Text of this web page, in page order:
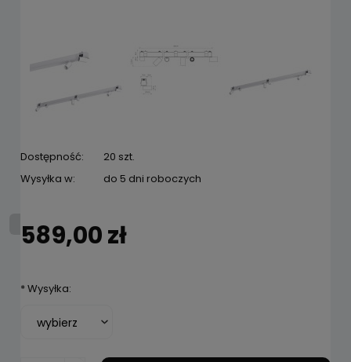
Dostępność:
20 szt.
Wysyłka w:
do 5 dni roboczych
589,00 zł
*Wysyłka: